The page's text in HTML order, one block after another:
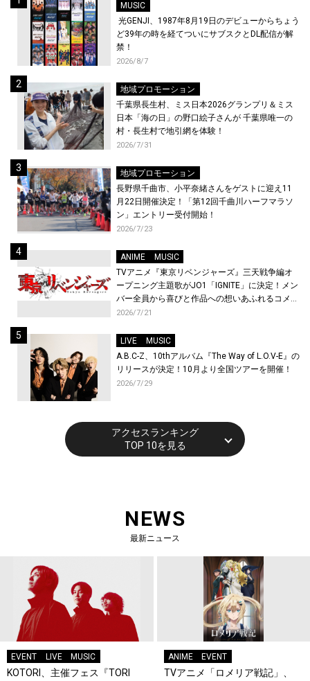
MUSIC
光GENJI、1987年8月19日のデビューからちょう
ど39年の時を経てついにサブスクとDL配信が解
禁！
2026/8/7
地域プロモーション
千葉県長生村、ミス日本2026グランプリ＆ミス
日本「海の日」の野口絵子さんが 千葉県唯一の
村・長生村で地引網を体験！
2026/7/31
地域プロモーション
長野県千曲市、小平奈緒さんをゲストに迎え11
月22日開催決定！「第12回千曲川ハーフマラソ
ン」エントリー受付開始！
2026/7/23
ANIME
MUSIC
TVアニメ『東京リベンジャーズ』三天戦争編オ
ープニング主題歌がJO1「IGNITE」に決定！メン
バー全員から喜びと作品への想いあふれるコメン
トが到着！9月に東京・大阪で先行上映会を開
2026/7/21
LIVE
MUSIC
A.B.C-Z、10thアルバム『The Way of L.O.V-E』の
リリースが決定！10月より全国ツアーを開催！
2026/7/29
アクセスランキング
TOP 10を見る
NEWS
最新ニュース
EVENT LIVE MUSIC
KOTORI、主催フェス『TORI
ANIME EVENT
TVアニメ「ロメリア戦記」、